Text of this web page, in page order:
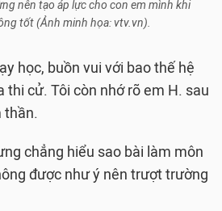
nên tạo áp lực cho con em mình khi
tốt (Ảnh minh họa: vtv.vn).
học, buồn vui với bao thế hệ
thi cử. Tôi còn nhớ rõ em H. sau
thần.
chẳng hiểu sao bài làm môn
được như ý nên trượt trường